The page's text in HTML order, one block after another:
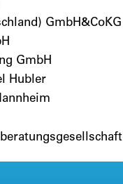
GmbH&CoKG
GmbH
Hubler